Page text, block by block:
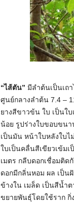
“ไส้ตัน” มีลำต้นเป็นเถ
ศูนย์กลางลำต้น 7.4 –
ยางสีขาวข้น ใบ เป็นใบ
น้อย รูปร่างใบขอบขนา
เป็นมัน หน้าใบหลังใบไ
ใบเป็นคลื่นสีเขียวเข้ม
เมตร กลีบดอกเชื่อมติด
ดอกมีกลิ่นหอม ผล เป็น
ข้างใน เมล็ด เป็นสีน้ำ
ขยายพันธุ์โดยใช้ราก กิ่